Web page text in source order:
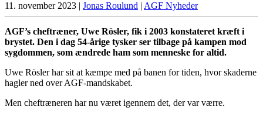
11. november 2023 | Jonas Roulund | AGF Nyheder
AGF’s cheftræner, Uwe Rösler, fik i 2003 konstateret kræft i
brystet. Den i dag 54-årige tysker ser tilbage på kampen mod
sygdommen, som ændrede ham som menneske for altid.
Uwe Rösler har sit at kæmpe med på banen for tiden, hvor skaderne
hagler ned over AGF-mandskabet.
Men cheftræneren har nu været igennem det, der var værre.